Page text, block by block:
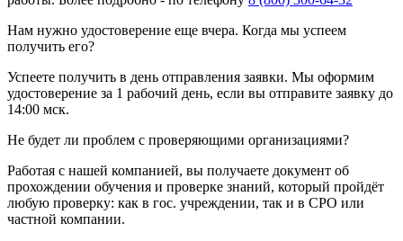
Нам нужно удостоверение еще вчера. Когда мы успеем
получить его?
Успеете получить в день отправления заявки. Мы оформим
удостоверение за 1 рабочий день, если вы отправите заявку до
14:00 мск.
Не будет ли проблем с проверяющими организациями?
Работая с нашей компанией, вы получаете документ об
прохождении обучения и проверке знаний, который пройдёт
любую проверку: как в гос. учреждении, так и в СРО или
частной компании.